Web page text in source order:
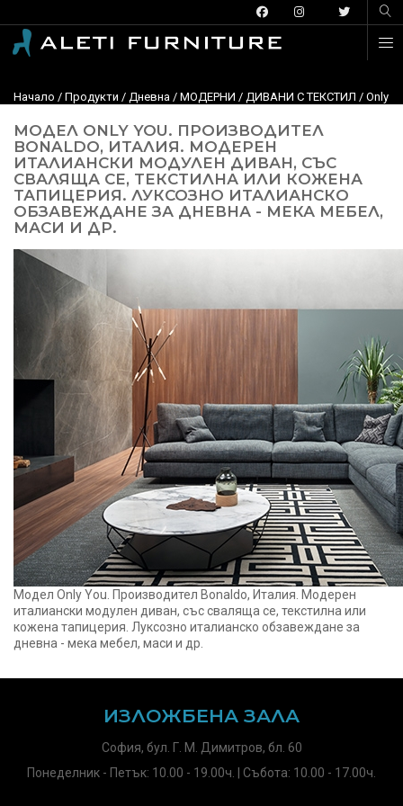
Начало / Продукти / Дневна / МОДЕРНИ / ДИВАНИ С ТЕКСТИЛ / Only
МОДЕЛ ONLY YOU. ПРОИЗВОДИТЕЛ
BONALDO, ИТАЛИЯ. МОДЕРЕН
ИТАЛИАНСКИ МОДУЛЕН ДИВАН, СЪС
СВАЛЯЩА СЕ, ТЕКСТИЛНА ИЛИ КОЖЕНА
ТАПИЦЕРИЯ. ЛУКСОЗНО ИТАЛИАНСКО
ОБЗАВЕЖДАНЕ ЗА ДНЕВНА - МЕКА МЕБЕЛ,
МАСИ И ДР.
Модел Only You. Производител Bonaldo, Италия. Модерен
италиански модулен диван, със сваляща се, текстилна или
кожена тапицерия. Луксозно италианско обзавеждане за
дневна - мека мебел, маси и др.
ИЗЛОЖБЕНА ЗАЛА
София, бул. Г. М. Димитров, бл. 60
Понеделник - Петък: 10.00 - 19.00ч. | Събота: 10.00 - 17.00ч.